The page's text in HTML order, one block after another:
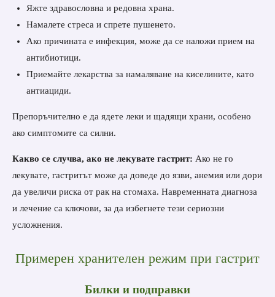
Яжте здравословна и редовна храна.
Намалете стреса и спрете пушенето.
Ако причината е инфекция, може да се наложи прием на
антибиотици.
Приемайте лекарства за намаляване на киселините, като
антиациди.
Препоръчително е да ядете леки и щадящи храни, особено
ако симптомите са силни.
Какво се случва, ако не лекувате гастрит: Ако не го
лекувате, гастритът може да доведе до язви, анемия или дори
да увеличи риска от рак на стомаха. Навременната диагноза
и лечение са ключови, за да избегнете тези сериозни
усложнения.
Примерен хранителен режим при гастрит
Билки и подправки